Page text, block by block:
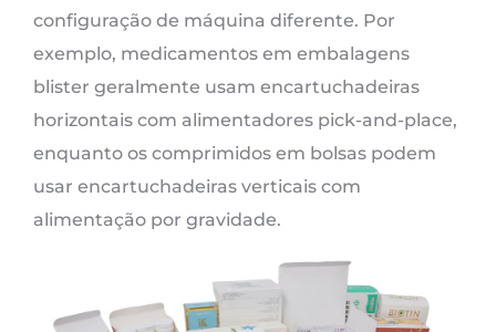
configuração de máquina diferente. Por
exemplo, medicamentos em embalagens
blister geralmente usam encartuchadeiras
horizontais com alimentadores pick-and-place,
enquanto os comprimidos em bolsas podem
usar encartuchadeiras verticais com
alimentação por gravidade.